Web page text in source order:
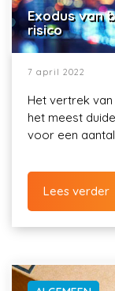
Exodus van
risico
7 april 2022
Het vertrek
het meest
voor een
Lees verder